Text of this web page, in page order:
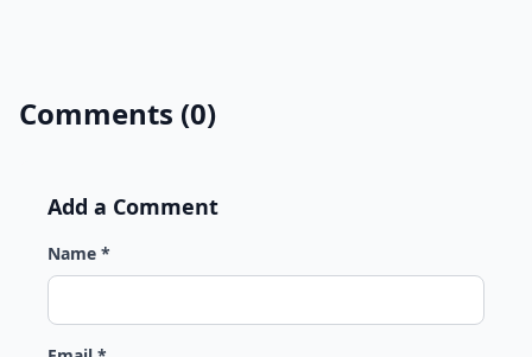
Comments (0)
Add a Comment
Name *